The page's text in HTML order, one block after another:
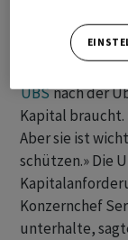
brauche
UBSnach der
Kapital braucht.
Aber sie ist
schützen.» Die
Konzernchef
unterhalte,